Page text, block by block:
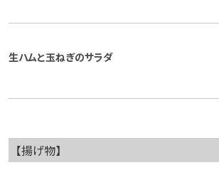
生ハムと玉ねぎのサラダ
【揚げ物】